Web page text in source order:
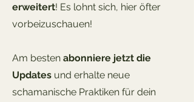
erweitert! Es lohnt sich, hier öfter
vorbeizuschauen!
Am besten abonniere jetzt die
Updates und erhalte neue
schamanische Praktiken für dein